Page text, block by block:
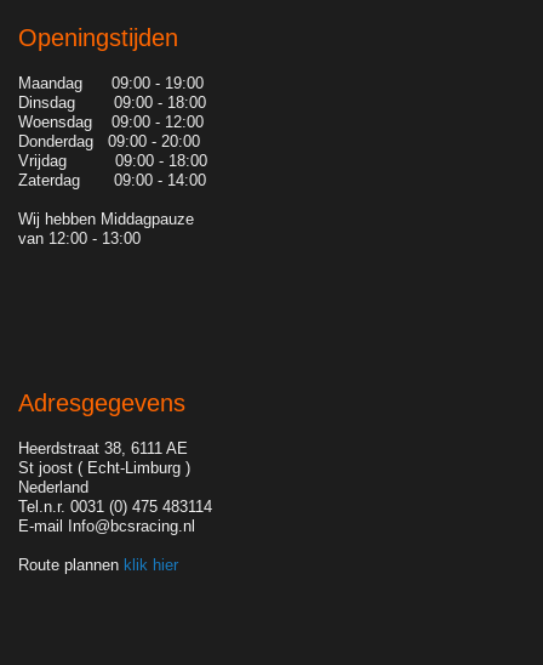
Openingstijden
Maandag 09:00 - 19:00
Dinsdag 09:00 - 18:00
Woensdag 09:00 - 12:00
Donderdag 09:00 - 20:00
Vrijdag 09:00 - 18:00
Zaterdag 09:00 - 14:00
Wij hebben Middagpauze
van 12:00 - 13:00
Adresgegevens
Heerdstraat 38, 6111 AE
St joost ( Echt-Limburg )
Nederland
Tel.n.r. 0031 (0) 475 483114
E-mail Info@bcsracing.nl
Route plannen klik hier